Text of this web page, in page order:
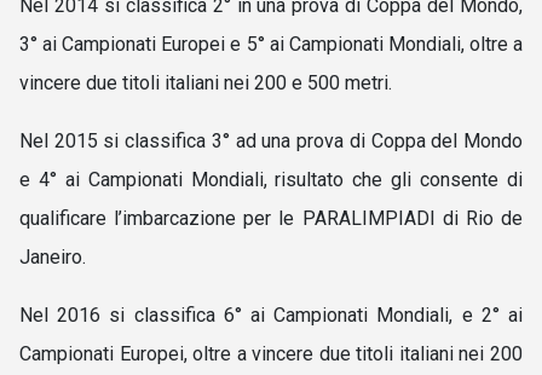
Nel 2014 si classifica 2° in una prova di Coppa del Mondo,
3° ai Campionati Europei e 5° ai Campionati Mondiali, oltre a
vincere due titoli italiani nei 200 e 500 metri.
Nel 2015 si classifica 3° ad una prova di Coppa del Mondo
e 4° ai Campionati Mondiali, risultato che gli consente di
qualificare l’imbarcazione per le PARALIMPIADI di Rio de
Janeiro.
Nel 2016 si classifica 6° ai Campionati Mondiali, e 2° ai
Campionati Europei, oltre a vincere due titoli italiani nei 200